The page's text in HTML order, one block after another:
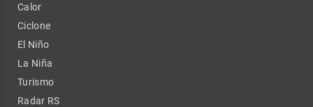
Calor
Ciclone
El Niño
La Niña
Turismo
Radar RS